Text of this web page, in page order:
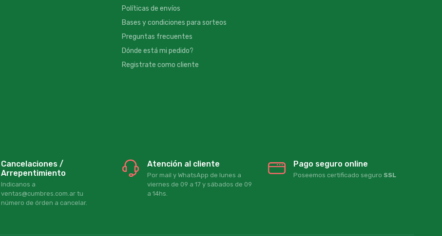
Políticas de envíos
Bases y condiciones para sorteos
Preguntas frecuentes
Dónde está mi pedido?
Registrate como cliente
Cancelaciones /
Arrepentimiento
Indicanos a
ventas@cumbres.com.ar tu
número de órden a cancelar.
Atención al cliente
Por mail y WhatsApp de lunes a
viernes de 09 a 17 y sábados de 09
a 14hs.
Pago seguro online
Poseemos certificado seguro SSL